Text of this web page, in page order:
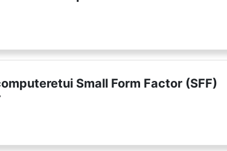
Small Form Factor (SFF)